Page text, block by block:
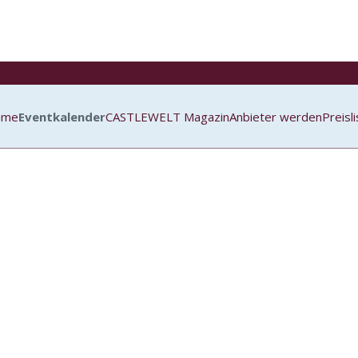
EventkalenderCASTLEWELT MagazinAnbieter werden